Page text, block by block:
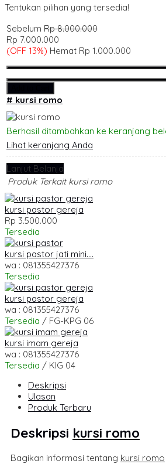
Tentukan pilihan yang tersedia!
Sebelum Rp 8.000.000
Rp 7.000.000
(OFF 13%) Hemat Rp 1.000.000
# kursi romo
Berhasil ditambahkan ke keranjang
Lihat keranjang Anda
Lanjut Belanja
Produk Terkait kursi romo
kursi pastor gereja
Rp 3.500.000
Tersedia
kursi pastor jati mini....
wa : 081355427376
Tersedia
kursi pastor gereja
wa : 081355427376
Tersedia / FG-KPG 06
kursi imam gereja
wa : 081355427376
Tersedia / KIG 04
Deskripsi
Ulasan
Produk Terbaru
Deskripsi kursi romo
Bagikan informasi tentang kursi romo